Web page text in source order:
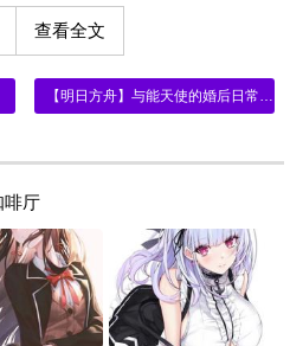
查看全文
啡厅